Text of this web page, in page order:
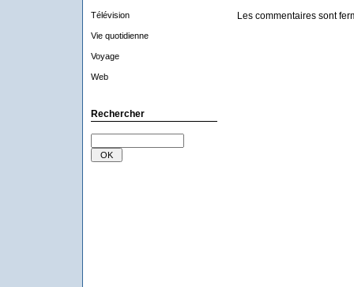
Télévision
Vie quotidienne
Voyage
Web
Rechercher
Les commentaires sont